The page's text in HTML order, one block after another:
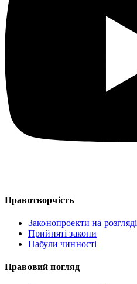
Правотворчість
Законопроекти на розгляді
Прийняті закони
Набули чинності
Правовий погляд